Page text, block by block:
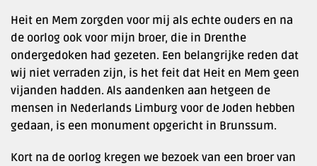
Heit en Mem zorgden voor mij als echte ouders en na
de oorlog ook voor mijn broer, die in Drenthe
ondergedoken had gezeten. Een belangrijke reden dat
wij niet verraden zijn, is het feit dat Heit en Mem geen
vijanden hadden. Als aandenken aan hetgeen de
mensen in Nederlands Limburg voor de Joden hebben
gedaan, is een monument opgericht in Brunssum.
Kort na de oorlog kregen we bezoek van een broer van